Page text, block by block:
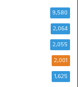
9,580
2,064
2,055
2,001
1,625